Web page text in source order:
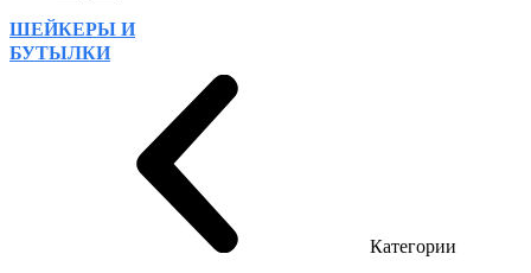
ШЕЙКЕРЫ И
БУТЫЛКИ
Категории